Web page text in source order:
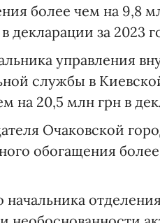
более чем на 9,8
декларации за 2023
управления
службы в
на 20,5 млн грн в
Очаковской
обогащения
начальника